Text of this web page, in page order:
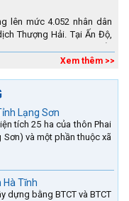
lên mức 4.052 nhân dân
Thượng Hải. Tại Ấn Độ,
Xem thêm >>
Lạng Sơn
tích 25 ha của thôn Phai
Sơn) và một phần thuộc xã
Hà Tĩnh
dựng bằng BTCT và BTCT